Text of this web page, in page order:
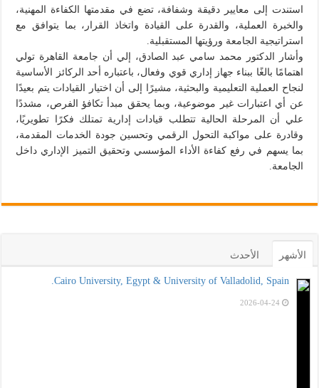
استندت إلى معايير دقيقة وشفافة، تضع في مقدمتها الكفاءة المهنية،
والخبرة العملية، والقدرة على القيادة واتخاذ القرار، بما يتوافق مع
استراتيجية الجامعة ورؤيتها المستقبلية.
وأشار الدكتور محمد سامي عبد الصادق، إلي أن جامعة القاهرة تولي
اهتمامًا بالغًا ببناء جهاز إداري قوي وفعال، باعتباره أحد الركائز الأساسية
لنجاح العملية التعليمية والبحثية، مشيرًا إلى أن اختيار القيادات يتم بعيدًا
عن أي اعتبارات غير موضوعية، وبما يحقق مبدأ تكافؤ الفرص، مشددًا
علي أن المرحلة الحالية تتطلب قيادات إدارية تمتلك فكرًا تطويريًا،
وقادرة على مواكبة التحول الرقمي وتحسين جودة الخدمات المقدمة،
بما يسهم في رفع كفاءة الأداء المؤسسي وتحقيق التميز الإداري داخل
الجامعة.
الأشهر الأحدث
Cairo University, Egypt & University of Valladolid, Spain.
2026-04-24